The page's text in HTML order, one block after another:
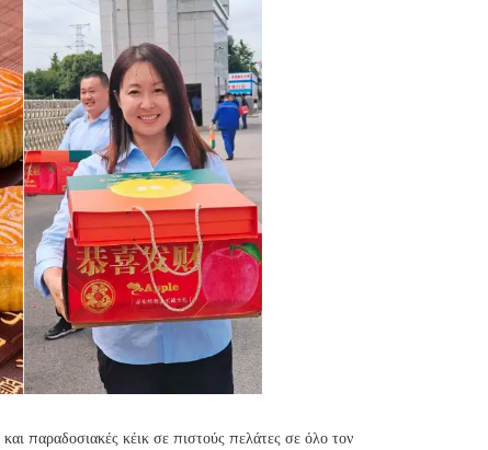
παραδοσιακές κέικ σε πιστούς πελάτες σε όλο τον